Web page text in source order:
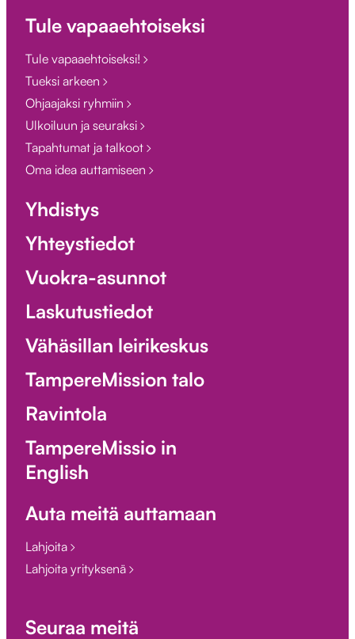
Tule vapaaehtoiseksi
Tule vapaaehtoiseksi!
Tueksi arkeen
Ohjaajaksi ryhmiin
Ulkoiluun ja seuraksi
Tapahtumat ja talkoot
Oma idea auttamiseen
Yhdistys
Yhteystiedot
Vuokra-asunnot
Laskutustiedot
Vähäsillan leirikeskus
TampereMission talo
Ravintola
TampereMissio in
English
Auta meitä auttamaan
Lahjoita
Lahjoita yrityksenä
Seuraa meitä